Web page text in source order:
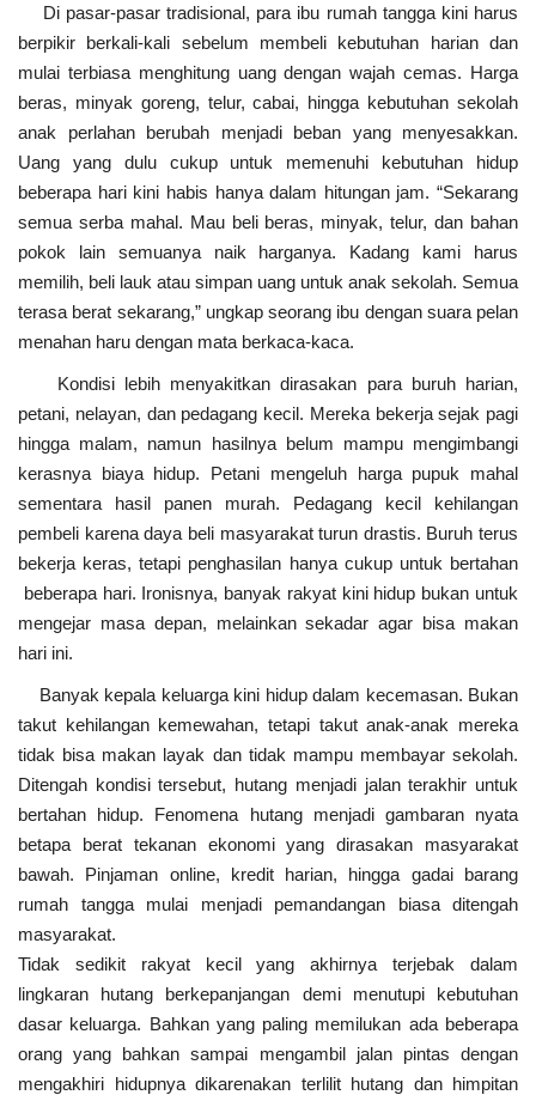
Di pasar-pasar tradisional, para ibu rumah tangga kini harus
berpikir berkali-kali sebelum membeli kebutuhan harian dan
mulai terbiasa menghitung uang dengan wajah cemas. Harga
beras, minyak goreng, telur, cabai, hingga kebutuhan sekolah
anak perlahan berubah menjadi beban yang menyesakkan.
Uang yang dulu cukup untuk memenuhi kebutuhan hidup
beberapa hari kini habis hanya dalam hitungan jam. “Sekarang
semua serba mahal. Mau beli beras, minyak, telur, dan bahan
pokok lain semuanya naik harganya. Kadang kami harus
memilih, beli lauk atau simpan uang untuk anak sekolah. Semua
terasa berat sekarang,” ungkap seorang ibu dengan suara pelan
menahan haru dengan mata berkaca-kaca.
Kondisi lebih menyakitkan dirasakan para buruh harian,
petani, nelayan, dan pedagang kecil. Mereka bekerja sejak pagi
hingga malam, namun hasilnya belum mampu mengimbangi
kerasnya biaya hidup. Petani mengeluh harga pupuk mahal
sementara hasil panen murah. Pedagang kecil kehilangan
pembeli karena daya beli masyarakat turun drastis. Buruh terus
bekerja keras, tetapi penghasilan hanya cukup untuk bertahan
beberapa hari. Ironisnya, banyak rakyat kini hidup bukan untuk
mengejar masa depan, melainkan sekadar agar bisa makan
hari ini.
Banyak kepala keluarga kini hidup dalam kecemasan. Bukan
takut kehilangan kemewahan, tetapi takut anak-anak mereka
tidak bisa makan layak dan tidak mampu membayar sekolah.
Ditengah kondisi tersebut, hutang menjadi jalan terakhir untuk
bertahan hidup. Fenomena hutang menjadi gambaran nyata
betapa berat tekanan ekonomi yang dirasakan masyarakat
bawah. Pinjaman online, kredit harian, hingga gadai barang
rumah tangga mulai menjadi pemandangan biasa ditengah
masyarakat.
Tidak sedikit rakyat kecil yang akhirnya terjebak dalam
lingkaran hutang berkepanjangan demi menutupi kebutuhan
dasar keluarga. Bahkan yang paling memilukan ada beberapa
orang yang bahkan sampai mengambil jalan pintas dengan
mengakhiri hidupnya dikarenakan terlilit hutang dan himpitan